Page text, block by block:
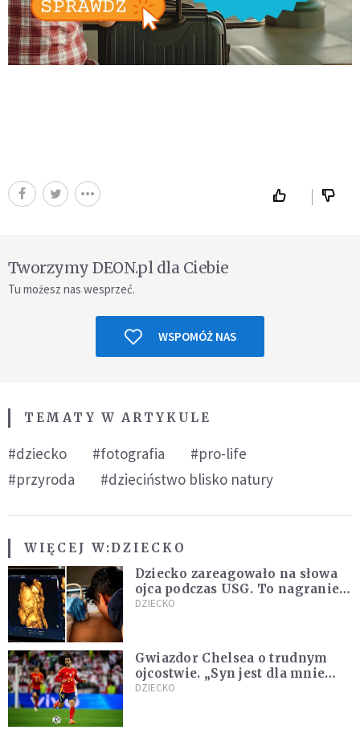
Tworzymy DEON.pl dla Ciebie
Tu możesz nas wesprzeć.
WSPOMÓŻ NAS
TEMATY W ARTYKULE
#dziecko #fotografia
#pro-life
#przyroda
#dzieciństwo blisko natury
WIĘCEJ W:DZIECKO
Dziecko zareagowało na słowa
ojca podczas USG. To nagranie
podbija sieć
DZIECKO
Gwiazdor Chelsea o trudnym
ojcostwie. „Syn jest dla mnie
ważniejszy niż sportowe trofea”
DZIECKO